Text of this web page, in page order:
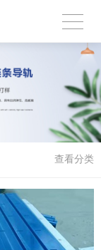
查看分类